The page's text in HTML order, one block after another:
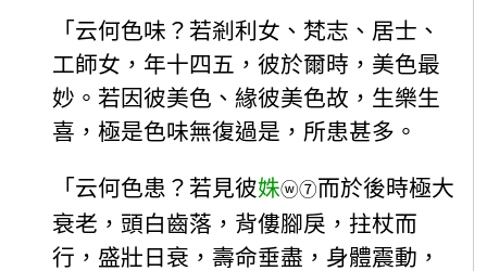
「云何色味？若剎利女、梵志、居士、
工師女，年十四五，彼於爾時，美色最
妙。若因彼美色、緣彼美色故，生樂生
喜，極是色味無復過是，所患甚多。
「云何色患？若見彼姝ⓦ⑦而於後時極大
衰老，頭白齒落，背僂腳戾，拄杖而
行，盛壯日衰，壽命垂盡，身體震動，